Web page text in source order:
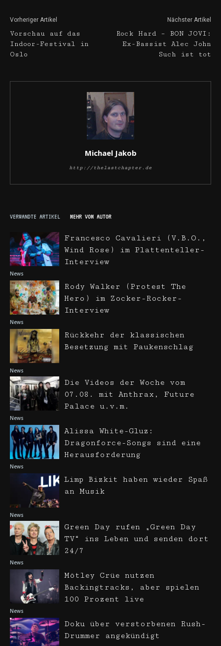
Vorheriger Artikel
Vorschau auf das
Indoor-Festival in
Oslo
Nächster Artikel
Rock Hard – BON JOVI:
Ex-Bassist Alec John
Such ist tot
Michael Jakob
http://thelastchapter.de
VERWANDTE ARTIKEL MEHR VOM AUTOR
News
Francesco Cavalieri (V.B.O.,
Wind Rose) im Plattenteller-
Interview
News
Rody Walker (Protest The
Hero) im Zocker-Rocker-
Interview
News
Rückkehr der klassischen
Besetzung mit Paukenschlag
News
Die Videos der Woche vom
07.08. mit Anthrax, Future
Palace u.v.m.
News
Alissa White-Gluz:
Dragonforce-Songs sind eine
Herausforderung
News
Limp Bizkit haben wieder Spaß
an Musik
News
Green Day rufen „Green Day
TV“ ins Leben und senden dort
24/7
News
Mötley Crüe nutzen
Backingtracks, aber spielen
100 Prozent live
Doku über verstorbenen Rush-
Drummer angekündigt